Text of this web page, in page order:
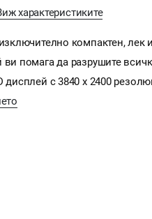
характеристиките
компактен,
помага да разрушите
дисплей с 3840 x 2400